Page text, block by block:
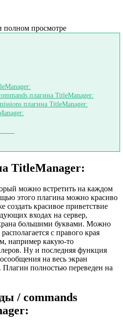
полном просмотре
плагина TitleManager:
плагина TitleManager:
TitleManager:
можно встретить на каждом
этого плагина можно красиво
создать красивое приветствие
входах на сервер,
большими буквами. Можно
с правого края
например какую-то
Ну и последняя функция
на весь экран
Плагин полностью переведен на
/ commands